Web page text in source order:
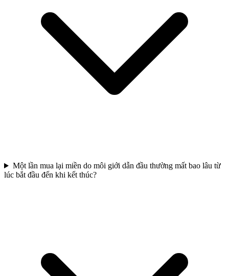
Một lần mua lại miền do môi giới dẫn đầu thường mất bao lâu từ
lúc bắt đầu đến khi kết thúc?